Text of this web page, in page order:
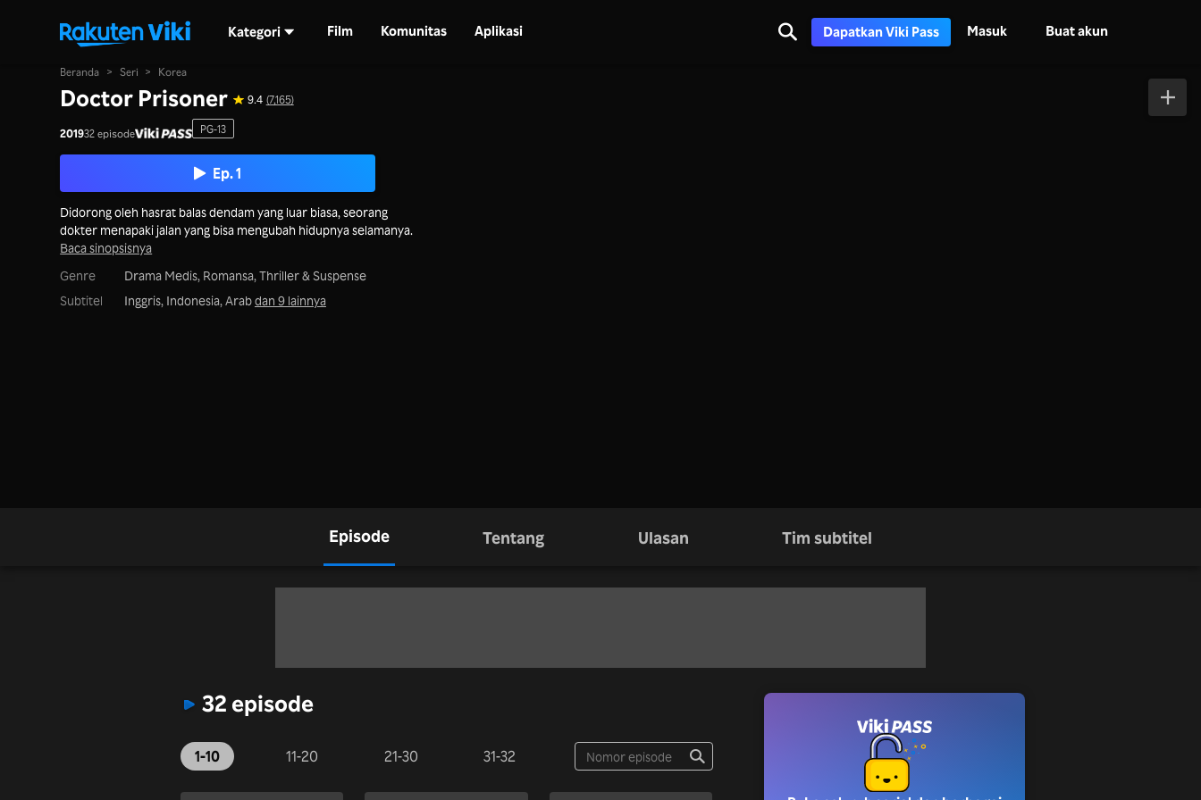
Kategori Film Komunitas Aplikasi Dapatkan Viki Pass Masuk Buat akun
Beranda > Seri > Korea
Doctor Prisoner 9.4 (7,165)
201932 episode PG-13
Ep. 1
Didorong oleh hasrat balas dendam yang luar biasa, seorang
dokter menapaki jalan yang bisa mengubah hidupnya selamanya.
Baca sinopsisnya
Genre
Drama Medis, Romansa, Thriller & Suspense
Subtitel
Inggris, Indonesia, Arabdan 9 lainnya
Episode Tentang Ulasan Tim subtitel
32 episode
1-10 11-20 21-30 31-32